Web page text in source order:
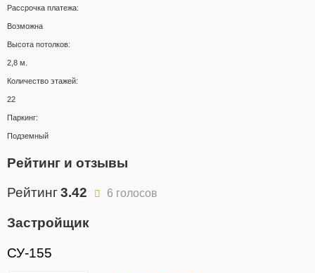
Рассрочка платежа:
Возможна
Высота потолков:
2,8 м.
Количество этажей:
22
Паркинг:
Подземный
Рейтинг и отзывы
Рейтинг3.42 6 голосов
Застройщик
СУ-155